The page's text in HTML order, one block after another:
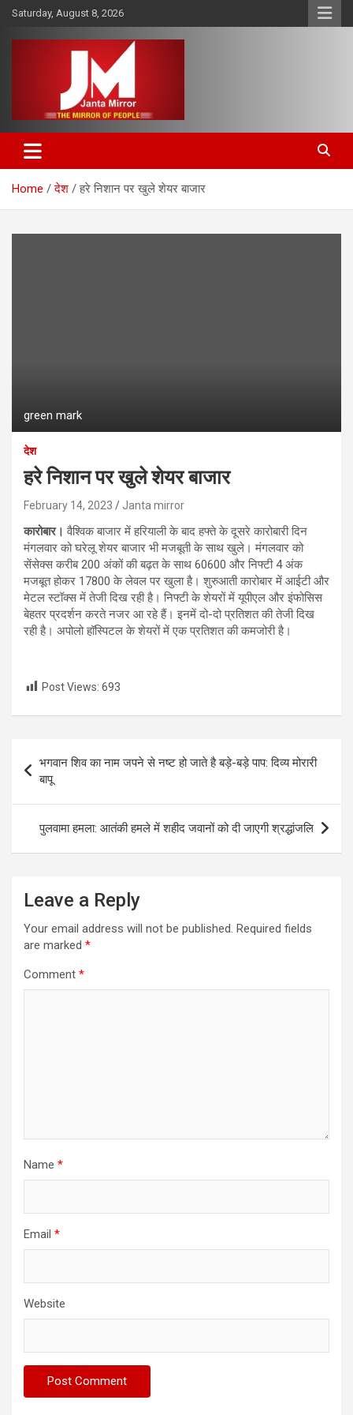
Skip
content
Saturday, August 8, 2026
Janta Mirror
Home देश हरे निशान पर खुले शेयर बाजार
green mark
देश
हरे निशान पर खुले शेयर बाजार
February 14, 2023 Janta mirror
कारोबार। वैश्विक बाजार में हरियाली के बाद हफ्ते के दूसरे कारोबारी दिन
मंगलवार को घरेलू शेयर बाजार भी मजबूती के साथ खुले। मंगलवार को
सेंसेक्स करीब 200 अंकों की बढ़त के साथ 60600 और निफ्टी 4 अंक
मजबूत होकर 17800 के लेवल पर खुला है। शुरुआती कारोबार में आईटी और
मेटल स्टॉक्स में तेजी दिख रही है। निफ्टी के शेयरों में यूपीएल और इंफोसिस
बेहतर प्रदर्शन करते नजर आ रहे हैं। इनमें दो-दो प्रतिशत की तेजी दिख
रही है। अपोलो हॉस्पिटल के शेयरों में एक प्रतिशत की कमजोरी है।
Post Views: 693
navigation
भगवान शिव का नाम जपने से नष्ट हो जाते है बड़े-बड़े पाप: दिव्य मोरारी
बापू
पुलवामा हमला: आतंकी हमले में शहीद जवानों को दी जाएगी श्रद्धांजलि
Leave a Reply
Your email address will not be published. Required fields
are marked *
Comment *
Name *
Email *
Website